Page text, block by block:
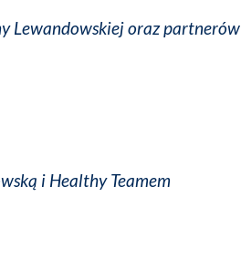
Lewandowskiej oraz partnerów
i Healthy Teamem